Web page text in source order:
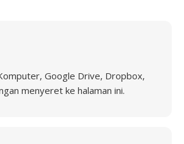
Google Drive, Dropbox,
menyeret ke halaman ini.